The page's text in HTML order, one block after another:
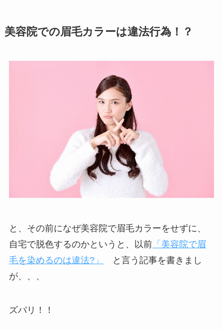
美容院での眉毛カラーは違法行為！？
と、その前になぜ美容院で眉毛カラーをせずに、
自宅で脱色するのかというと、以前「美容院で眉
毛を染めるのは違法?」
と言う記事を書きまし
が、、、
ズバリ！！